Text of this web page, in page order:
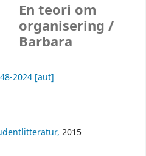
En teori om
organisering /
Barbara
2024 [aut]
2015